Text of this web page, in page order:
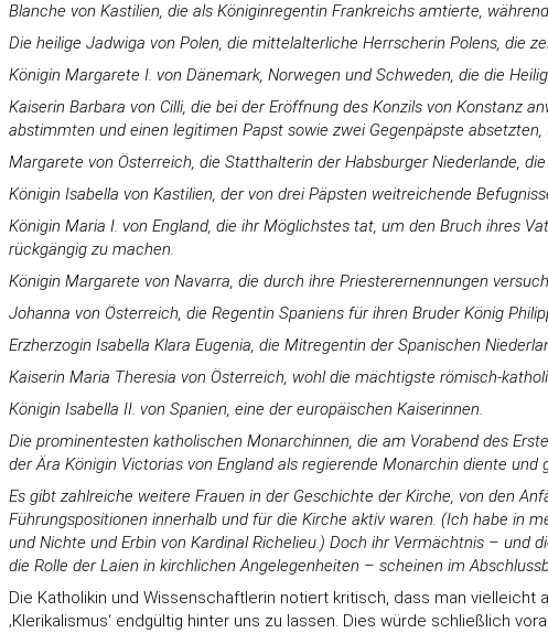
Blanche von Kastilien, die als Königinregentin Frankreichs amtierte,
Die heilige Jadwiga von Polen, die mittelalterliche Herrscherin Polens, die
Königin Margarete I. von Dänemark, Norwegen und Schweden, die die
Kaiserin Barbara von Cilli, die bei der Eröffnung des Konzils von Konstanz
abstimmten und einen legitimen Papst sowie zwei Gegenpäpste
Margarete von Österreich, die Statthalterin der Habsburger Niederlande,
Königin Isabella von Kastilien, der von drei Päpsten weitreichende
Königin Maria I. von England, die ihr Möglichstes tat, um den Bruch ihres
rückgängig zu machen.
Königin Margarete von Navarra, die durch ihre Priesterernennungen
Johanna von Österreich, die Regentin Spaniens für ihren Bruder König
Erzherzogin Isabella Klara Eugenia, die Mitregentin der Spanischen
Kaiserin Maria Theresia von Österreich, wohl die mächtigste römisch-
Königin Isabella II. von Spanien, eine der europäischen Kaiserinnen.
Die prominentesten katholischen Monarchinnen, die am Vorabend des
der Ära Königin Victorias von England als regierende Monarchin diente
Es gibt zahlreiche weitere Frauen in der Geschichte der Kirche, von den
Führungspositionen innerhalb und für die Kirche aktiv waren. (Ich habe in
und Nichte und Erbin von Kardinal Richelieu.) Doch ihr Vermächtnis – und
die Rolle der Laien in kirchlichen Angelegenheiten – scheinen im
Die Katholikin und Wissenschaftlerin notiert kritisch, dass man vielleicht
‚Klerikalismus‘ endgültig hinter uns zu lassen. Dies würde schließlich